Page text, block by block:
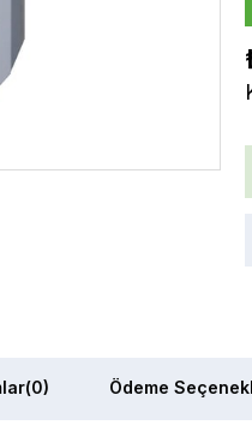
(0) Ödeme